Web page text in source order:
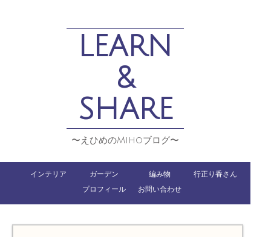
LEARN
&
SHARE
〜えひめのMihoブログ〜
インテリア ガーデン 編み物
行正り香さん
プロフィール
お問い合わせ